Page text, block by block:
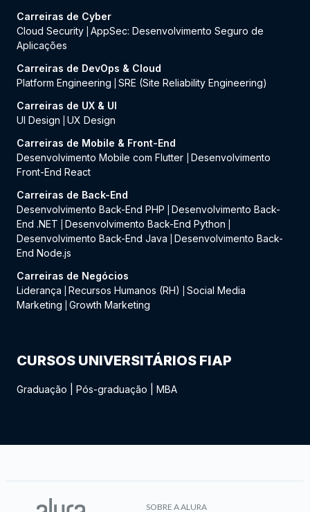
Carreiras de Cyber
Cloud Security AppSec: Desenvolvimento Seguro de
Aplicações
Carreiras de DevOps & Cloud
Platform Engineering
SRE (Site Reliability Engineering)
Carreiras de UX & UI
UI Design
UX Design
Carreiras de Mobile & Front-End
Desenvolvimento Mobile com Flutter
Desenvolvimento
Front-End React
Carreiras de Back-End
Desenvolvimento Back-End PHP
Desenvolvimento Back-
End .NET
Desenvolvimento Back-End Python
Desenvolvimento Back-End Java
Desenvolvimento Back-
End Node.js
Carreiras de Negócios
Liderança
Recursos Humanos (RH)
Social Media
Marketing
Growth Marketing
CURSOS UNIVERSITÁRIOS FIAP
Graduação Pós-graduação MBA
SOBRE A ALURA